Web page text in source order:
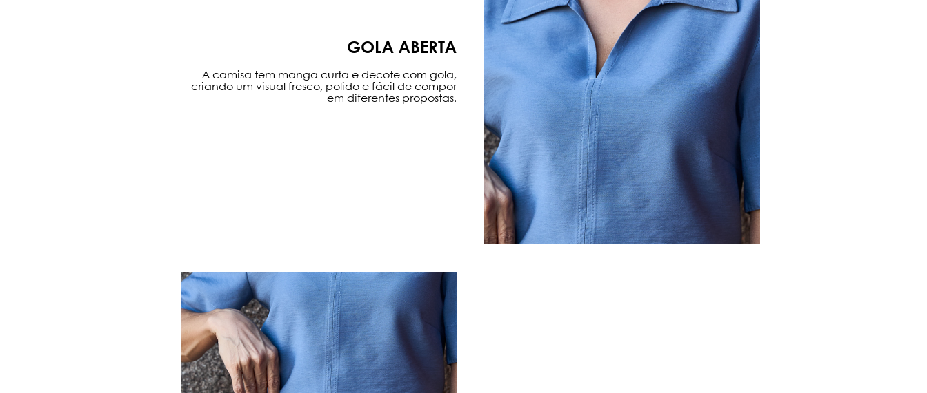
GOLA ABERTA
A camisa tem manga curta e decote com gola,
criando um visual fresco, polido e fácil de compor
em diferentes propostas.